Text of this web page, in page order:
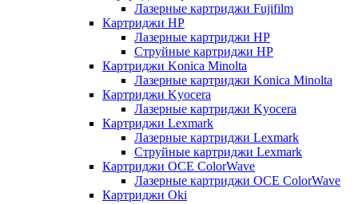
Лазерные картриджи Fujifilm
Картриджи HP
Лазерные картриджи HP
Струйные картриджи HP
Картриджи Konica Minolta
Лазерные картриджи Konica Minolta
Картриджи Kyocera
Лазерные картриджи Kyocera
Картриджи Lexmark
Лазерные картриджи Lexmark
Струйные картриджи Lexmark
Картриджи OCE ColorWave
Лазерные картриджи OCE ColorWave
Картриджи Oki